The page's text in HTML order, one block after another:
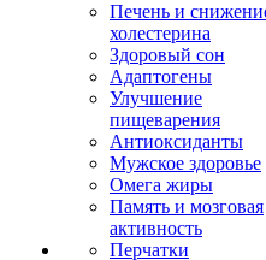
Печень и
холестерина
Здоровый сон
Адаптогены
Улучшение
пищеварения
Антиоксиданты
Мужское здоровье
Омега жиры
Память и мозговая
активность
Перчатки